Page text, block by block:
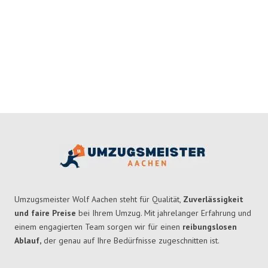
Umzugsmeister Wolf Aachen steht für Qualität, Zuverlässigkeit
und faire Preise bei Ihrem Umzug. Mit jahrelanger Erfahrung und
einem engagierten Team sorgen wir für einen reibungslosen
Ablauf, der genau auf Ihre Bedürfnisse zugeschnitten ist.